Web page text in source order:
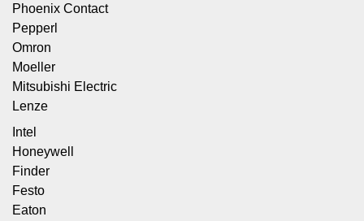
Phoenix Contact
Pepperl
Omron
Moeller
Mitsubishi Electric
Lenze
Intel
Honeywell
Finder
Festo
Eaton